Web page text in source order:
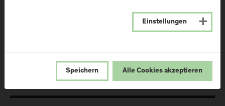
Jetzt bewerben
Einstellungen
Speichern Alle Cookies akzeptieren